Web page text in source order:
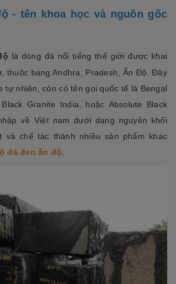
- tên khoa học và nguồn gốc
là dòng đá nổi tiếng thế giới được khai
thuộc bang Andhra, Pradesh, Ấn Độ. Đây
tự nhiên, còn có tên gọi quốc tế là Bengal
Granite India , hoặc Absolute Black
về Việt nam dưới dạng nguyên khối
và chế tác thành nhiều sản phẩm khác
đá đen ấn độ.